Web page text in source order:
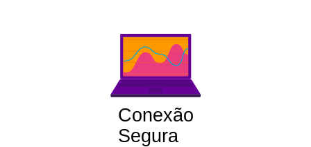
Conexão
Segura